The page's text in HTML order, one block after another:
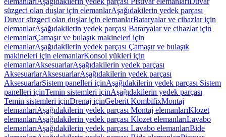
süzgeci olan duşlar için elemanlarAşağıdakilerin yedek parçası
Duvar süzgeci olan duşlar için elemanlarBataryalar ve cihazlar için
elemanlarAşağıdakilerin yedek parçası Bataryalar ve cihazlar için
elemanlarÇamaşır ve bulaşık makineleri için
elemanlarAşağıdakilerin yedek parçası Çamaşır ve bulaşık
makineleri için elemanlarKonsol yükleri için
elemanlarAksesuarlarAşağıdakilerin yedek parçası
AksesuarlarAksesuarlarAşağıdakilerin yedek parçası
AksesuarlarSistem panelleri içinAşağıdakilerin yedek parçası Sistem
panelleri içinTemin sistemleri içinAşağıdakilerin yedek parçası
Temin sistemleri içinDrenaj içinGeberit KombifixMontaj
elemanlarıAşağıdakilerin yedek parçası Montaj elemanlarıKlozet
elemanlarıAşağıdakilerin yedek parçası Klozet elemanlarıLavabo
elemanlarıAşağıdakilerin yedek parçası Lavabo elemanlarıBide